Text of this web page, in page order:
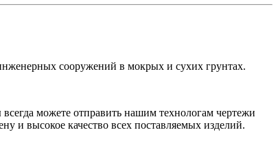
сооружений в мокрых и сухих грунтах.
можете отправить нашим технологам чертежи
и высокое качество всех поставляемых изделий.